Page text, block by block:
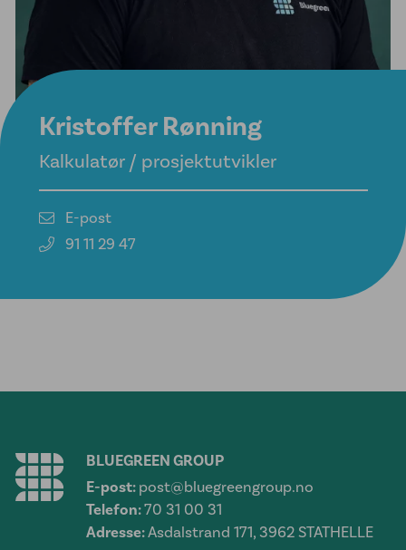
Kristoffer Rønning
Kalkulatør / prosjektutvikler
E-post
91 11 29 47
BLUEGREEN GROUP
E-post: post@bluegreengroup.no
Telefon:70 31 00 31
Adresse:Asdalstrand 171, 3962 STATHELLE